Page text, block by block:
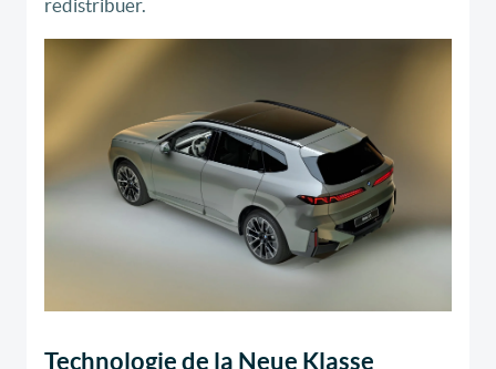
redistribuer.
Technologie de la Neue Klasse